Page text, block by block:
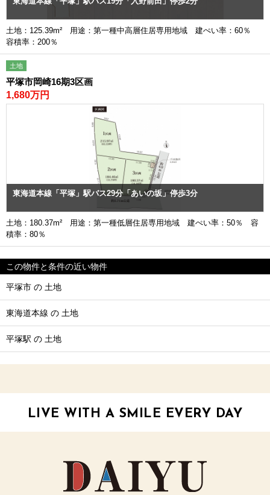
土地：125.39m² 用途：第一種中高層住居専用地域 建ぺい率：60％
容積率：200％
土地
平塚市岡崎16期3区画
1,680万円
東海道本線「平塚」駅バス29分「あいの坂」停歩3分
土地：180.37m² 用途：第一種低層住居専用地域 建ぺい率：50％ 容
積率：80％
この物件と条件の近い物件
平塚市 の 土地
東海道本線 の 土地
平塚駅 の 土地
LIVE WITH A SMILE EVERY DAY